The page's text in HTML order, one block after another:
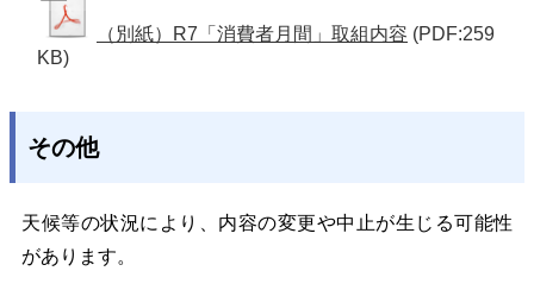
（別紙）R7「消費者月間」取組内容 (PDF:259
KB)
その他
天候等の状況により、内容の変更や中止が生じる可能性
があります。